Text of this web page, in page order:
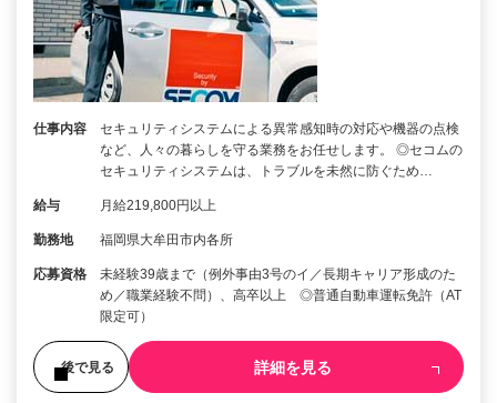
仕事内容
セキュリティシステムによる異常感知時の対応や機器の点検
など、人々の暮らしを守る業務をお任せします。 ◎セコムの
セキュリティシステムは、トラブルを未然に防ぐため…
給与 月給219,800円以上
勤務地 福岡県大牟田市内各所
応募資格
未経験39歳まで（例外事由3号のイ／長期キャリア形成のた
め／職業経験不問）、高卒以上 ◎普通自動車運転免許（AT
限定可）
後で見る 詳細を見る